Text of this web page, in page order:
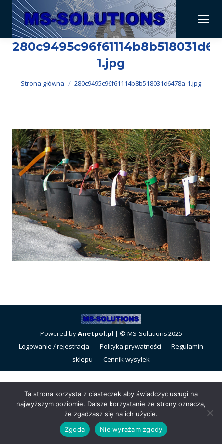
1.jpg
Jesteś tutaj:
Strona główna 280c9495c96f61114b8b518031d6478a-1.jpg
Powered byAnetpol.pl | © MS-Solutions 2025
Logowanie / rejestracja
Polityka prywatności
Regulamin
sklepu
Cennik wysyłek
Ta strona korzysta z ciasteczek aby świadczyć usługi na
najwyższym poziomie. Dalsze korzystanie ze strony oznacza,
że zgadzasz się na ich użycie.
Zgoda
Nie wyrażam zgody